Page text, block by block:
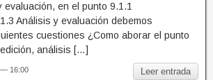
evaluación, en el punto 9.1.1
Análisis y evaluación debemos
cuestiones ¿Como aborar el punto
análisis […]
Leer entrada
— 16:00